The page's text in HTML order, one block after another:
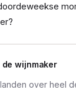
wijnmaker
over heel